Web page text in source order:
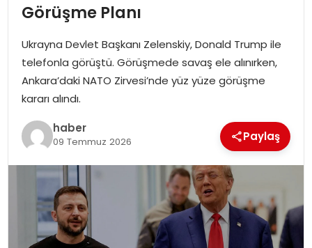
EĞITIM
SPOR
EKONOMI
MAGAZIN
OTOMOBIL
Görüşme Planı
Ukrayna Devlet Başkanı Zelenskiy, Donald Trump ile
telefonla görüştü. Görüşmede savaş ele alınırken,
Ankara’daki NATO Zirvesi’nde yüz yüze görüşme
kararı alındı.
haber
09 Temmuz 2026 Paylaş